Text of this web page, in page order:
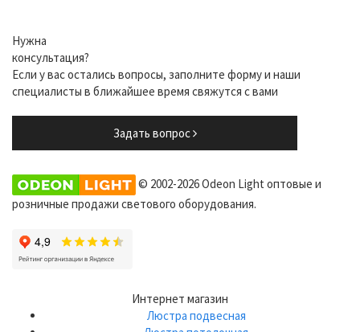
Нужна
консультация?
Если у вас остались вопросы, заполните форму и наши
специалисты в ближайшее время свяжутся с вами
Задать вопрос
© 2002-2026 Odeon Light оптовые и
розничные продажи светового оборудования.
Интернет магазин
Люстра подвесная